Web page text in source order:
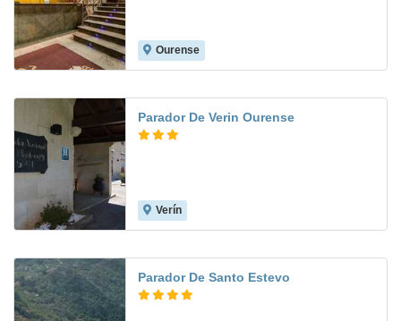
Ourense
Parador De Verin Ourense
Verín
Parador De Santo Estevo